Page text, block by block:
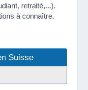
retraité,...).
à connaître.
Suisse